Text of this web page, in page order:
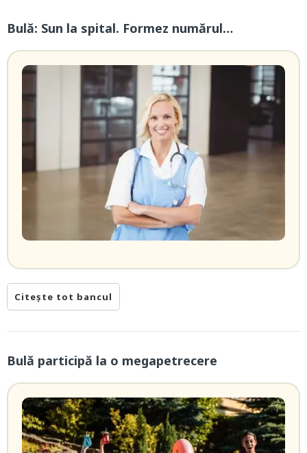
Bulă: Sun la spital. Formez numărul…
Citește tot bancul
Bulă participă la o megapetrecere